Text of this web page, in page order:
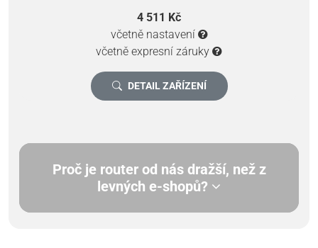
4 511 Kč
včetně nastavení
včetně expresní záruky
DETAIL ZAŘÍZENÍ
Proč je router od nás dražší, než z
levných e-shopů?